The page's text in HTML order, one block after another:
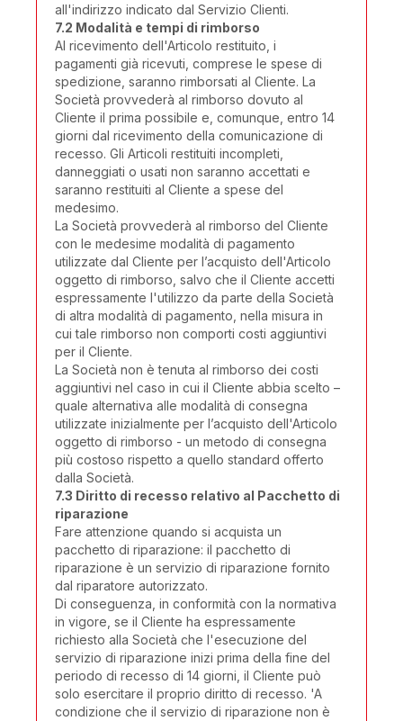
all'indirizzo indicato dal Servizio Clienti.
7.2 Modalità e tempi di rimborso
Al ricevimento dell'Articolo restituito, i
pagamenti già ricevuti, comprese le spese di
spedizione, saranno rimborsati al Cliente. La
Società provvederà al rimborso dovuto al
Cliente il prima possibile e, comunque, entro 14
giorni dal ricevimento della comunicazione di
recesso. Gli Articoli restituiti incompleti,
danneggiati o usati non saranno accettati e
saranno restituiti al Cliente a spese del
medesimo.
La Società provvederà al rimborso del Cliente
con le medesime modalità di pagamento
utilizzate dal Cliente per l’acquisto dell'Articolo
oggetto di rimborso, salvo che il Cliente accetti
espressamente l'utilizzo da parte della Società
di altra modalità di pagamento, nella misura in
cui tale rimborso non comporti costi aggiuntivi
per il Cliente.
La Società non è tenuta al rimborso dei costi
aggiuntivi nel caso in cui il Cliente abbia scelto –
quale alternativa alle modalità di consegna
utilizzate inizialmente per l’acquisto dell'Articolo
oggetto di rimborso - un metodo di consegna
più costoso rispetto a quello standard offerto
dalla Società.
7.3 Diritto di recesso relativo al Pacchetto di
riparazione
Fare attenzione quando si acquista un
pacchetto di riparazione: il pacchetto di
riparazione è un servizio di riparazione fornito
dal riparatore autorizzato.
Di conseguenza, in conformità con la normativa
in vigore, se il Cliente ha espressamente
richiesto alla Società che l'esecuzione del
servizio di riparazione inizi prima della fine del
periodo di recesso di 14 giorni, il Cliente può
solo esercitare il proprio diritto di recesso. 'A
condizione che il servizio di riparazione non è